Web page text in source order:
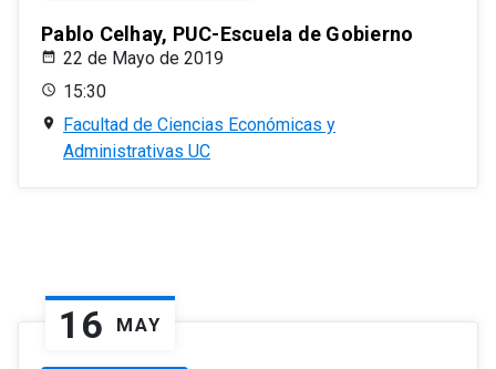
Pablo Celhay, PUC-Escuela de Gobierno
22 de Mayo de 2019
15:30
Facultad de Ciencias Económicas y
Administrativas UC
16 MAY